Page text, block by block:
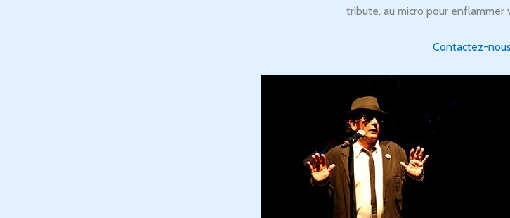
tribute, au micro pour enflammer
Contactez-nous